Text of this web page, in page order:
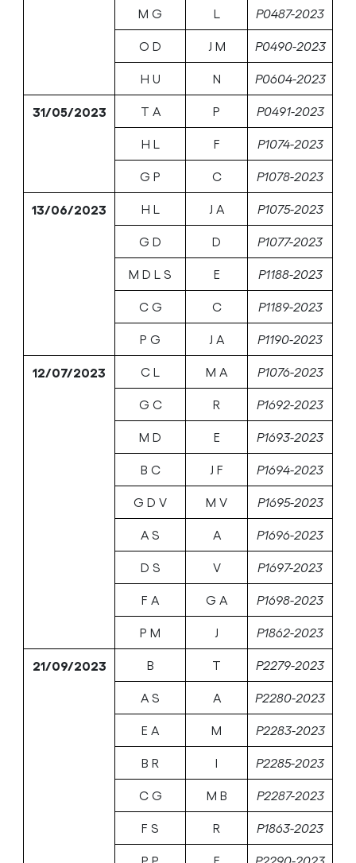
M G L P0487-2023
O D J M P0490-2023
H U N P0604-2023
31/05/2023 T A P P0491-2023
H L F P1074-2023
G P C P1078-2023
13/06/2023 H L J A P1075-2023
G D D P1077-2023
M D L S E P1188-2023
C G C P1189-2023
P G J A P1190-2023
12/07/2023 C L M A P1076-2023
G C R P1692-2023
M D E P1693-2023
B C J F P1694-2023
G D V M V P1695-2023
A S A P1696-2023
D S V P1697-2023
F A G A P1698-2023
P M J P1862-2023
21/09/2023 B T P2279-2023
A S A P2280-2023
E A M P2283-2023
B R I P2285-2023
C G M B P2287-2023
F S R P1863-2023